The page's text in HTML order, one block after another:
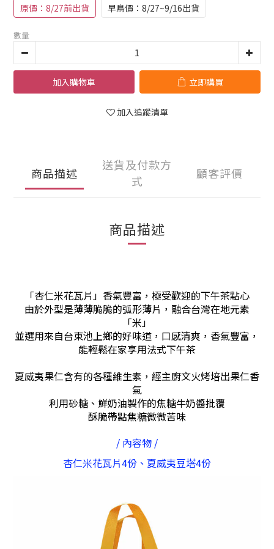
原價：8/27前出貨 早鳥價：8/27~9/16出貨
數量
加入購物車 立即購買
加入追蹤清單
商品描述
送貨及付款方
式
顧客評價
商品描述
「杏仁米花瓦片」 香氣豐富，極受歡迎的下午茶點心
由於外型是薄薄脆脆的弧形薄片，融合台灣在地元素
「米」
並選用來自台東池上鄉的好味道，口感清爽，香氣豐富，
能輕鬆在家享用法式下午茶
夏威夷果仁含有的各種維生素，經主廚文火烤培出果仁香
氣
利用砂糖、鮮奶油製作的焦糖牛奶醬批覆
酥脆帶點焦糖微微苦味
/ 內容物 /
杏仁米花瓦片4份、夏威夷豆塔4份